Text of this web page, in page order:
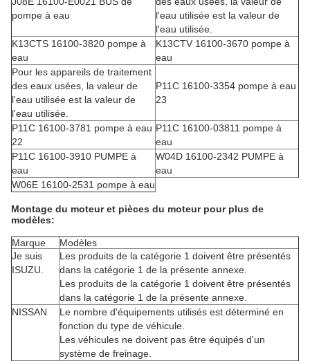
pompe à eau
l'eau utilisée est la valeur de
l'eau utilisée.
K13CTS 16100-3820 pompe à
eau
K13CTV 16100-3670 pompe à
eau
Pour les appareils de traitement
des eaux usées, la valeur de
l'eau utilisée est la valeur de
l'eau utilisée.
P11C 16100-3354 pompe à eau
23
P11C 16100-3781 pompe à eau
22
P11C 16100-03811 pompe à
eau
P11C 16100-3910 PUMPE à
eau
W04D 16100-2342 PUMPE à
eau
W06E 16100-2531 pompe à eau
Montage du moteur et pièces du moteur pour plus de
modèles:
Marque
Modèles
Je suis
ISUZU.
Les produits de la catégorie 1 doivent être présentés
dans la catégorie 1 de la présente annexe.
Les produits de la catégorie 1 doivent être présentés
dans la catégorie 1 de la présente annexe.
NISSAN
Le nombre d'équipements utilisés est déterminé en
fonction du type de véhicule.
Les véhicules ne doivent pas être équipés d'un
système de freinage.